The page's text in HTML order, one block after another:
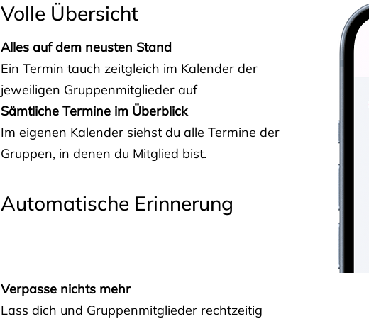
Volle Übersicht
Alles auf dem neusten Stand
Ein Termin tauch zeitgleich im Kalender der
jeweiligen Gruppenmitglieder auf
Sämtliche Termine im Überblick
Im eigenen Kalender siehst du alle Termine der
Gruppen, in denen du Mitglied bist.
Automatische Erinnerung
Verpasse nichts mehr
Lass dich und Gruppenmitglieder rechtzeitig